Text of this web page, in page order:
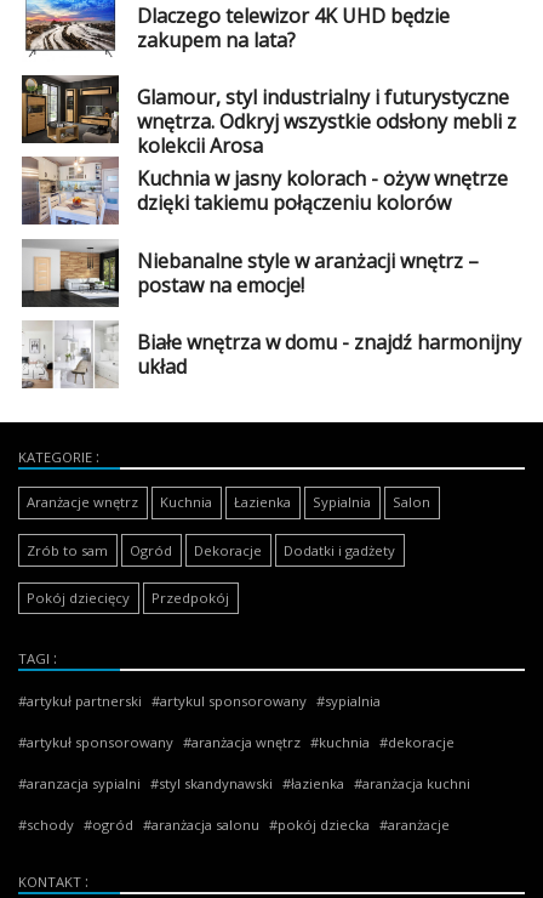
Dlaczego telewizor 4K UHD będzie
zakupem na lata?
Glamour, styl industrialny i futurystyczne
wnętrza. Odkryj wszystkie odsłony mebli z
kolekcji Arosa
Kuchnia w jasny kolorach - ożyw wnętrze
dzięki takiemu połączeniu kolorów
Niebanalne style w aranżacji wnętrz –
postaw na emocje!
Białe wnętrza w domu - znajdź harmonijny
układ
KATEGORIE
Aranżacje wnętrz Kuchnia Łazienka Sypialnia Salon
Zrób to sam Ogród Dekoracje Dodatki i gadżety
Pokój dziecięcy Przedpokój
TAGI
artykuł partnerski artykul sponsorowany sypialnia
artykuł sponsorowany aranżacja wnętrz kuchnia dekoracje
aranzacja sypialni styl skandynawski łazienka aranżacja kuchni
schody ogród aranżacja salonu pokój dziecka aranżacje
KONTAKT